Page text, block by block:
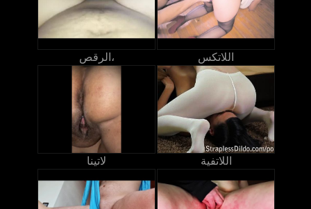
الرقص، اللاتكس
لاتينا اللاتفية